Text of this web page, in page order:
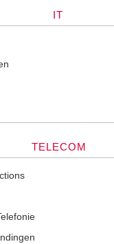
IT
TELECOM